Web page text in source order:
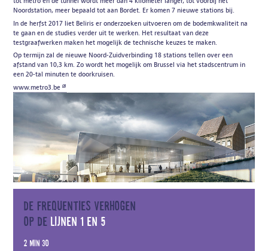
Noordstation, meer bepaald tot aan Bordet. Er komen 7 nieuwe stations bij.
In de herfst 2017 liet Beliris er onderzoeken uitvoeren om de bodemkwaliteit na
te gaan en de studies verder uit te werken. Het resultaat van deze
testgraafwerken maken het mogelijk de technische keuzes te maken.
Op termijn zal de nieuwe Noord-Zuidverbinding 18 stations tellen over een
afstand van 10,3 km. Zo wordt het mogelijk om Brussel via het stadscentrum in
een 20-tal minuten te doorkruisen.
www.metro3.be
De frequenties verhogen
op de lijnen 1 en 5
2 min 30